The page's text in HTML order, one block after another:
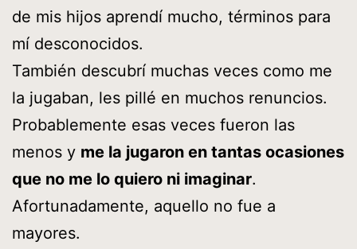
de mis hijos aprendí mucho, términos para
mí desconocidos.
También descubrí muchas veces como me
la jugaban, les pillé en muchos renuncios.
Probablemente esas veces fueron las
menos y me la jugaron en tantas ocasiones
que no me lo quiero ni imaginar.
Afortunadamente, aquello no fue a
mayores.